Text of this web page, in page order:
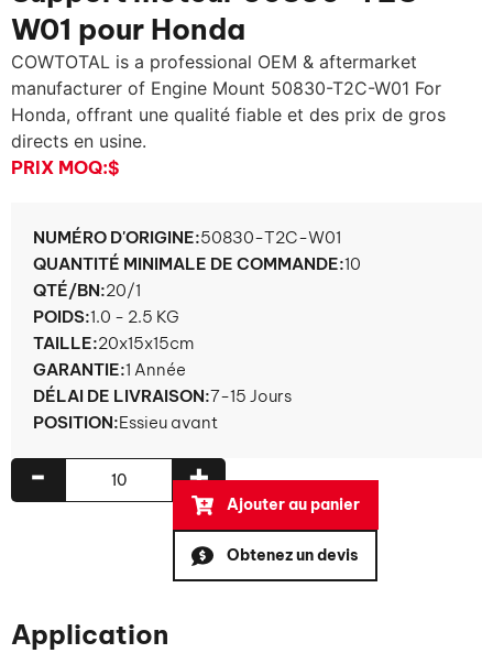
W01 pour Honda
COWTOTAL is a professional OEM & aftermarket
manufacturer of Engine Mount 50830-T2C-W01 For
Honda, offrant une qualité fiable et des prix de gros
directs en usine.
PRIX ​​MOQ:$
NUMÉRO D'ORIGINE:50830-T2C-W01
QUANTITÉ MINIMALE DE COMMANDE:10
QTÉ/BN:20/1
POIDS:1.0 - 2.5 KG
TAILLE:20x15x15cm
GARANTIE:1 Année
DÉLAI DE LIVRAISON:7-15 Jours
POSITION:Essieu avant
+
-
Ajouter au panier
Obtenez un devis
Application